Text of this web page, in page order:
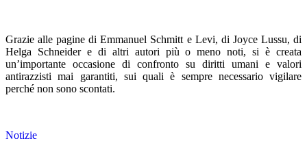
Grazie alle pagine di Emmanuel Schmitt e Levi, di Joyce Lussu, di
Helga Schneider e di altri autori più o meno noti, si è creata
un’importante occasione di confronto su diritti umani e valori
antirazzisti mai garantiti, sui quali è sempre necessario vigilare
perché non sono scontati.
Notizie